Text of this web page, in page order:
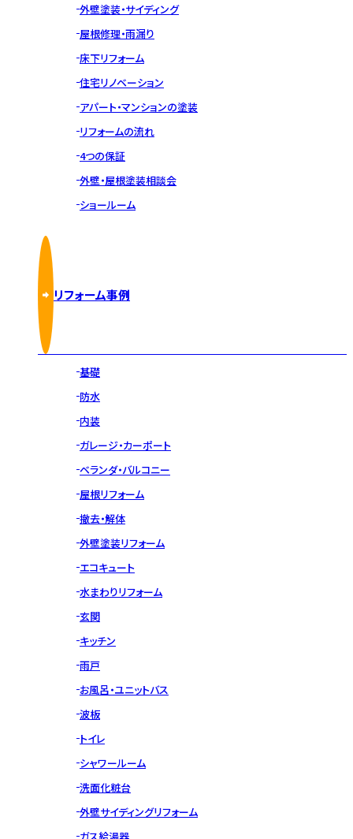
外壁塗装・サイディング
屋根修理・雨漏り
床下リフォーム
住宅リノベーション
アパート・マンションの塗装
リフォームの流れ
4つの保証
外壁・屋根塗装相談会
ショールーム
リフォーム事例
基礎
防水
内装
ガレージ・カーポート
ベランダ・バルコニー
屋根リフォーム
撤去・解体
外壁塗装リフォーム
エコキュート
水まわりリフォーム
玄関
キッチン
雨戸
お風呂・ユニットバス
波板
トイレ
シャワールーム
洗面化粧台
外壁サイディングリフォーム